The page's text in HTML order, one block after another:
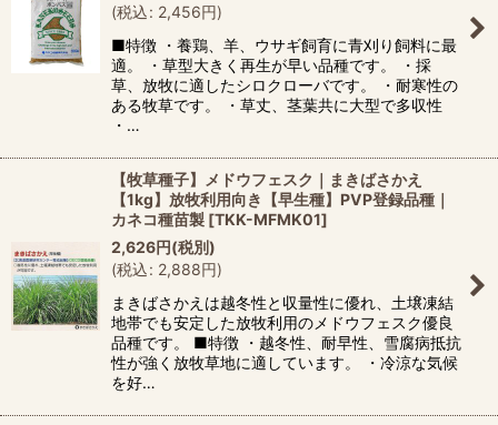
(税込: 2,456円)
■特徴 ・養鶏、羊、ウサギ飼育に青刈り飼料に最
適。 ・草型大きく再生が早い品種です。 ・採
草、放牧に適したシロクローバです。 ・耐寒性の
ある牧草です。 ・草丈、茎葉共に大型で多収性
・…
【牧草種子】メドウフェスク｜まきばさかえ
【1kg】放牧利用向き【早生種】PVP登録品種｜
カネコ種苗製 [TKK-MFMK01]
2,626円(税別)
(税込: 2,888円)
まきばさかえは越冬性と収量性に優れ、土壌凍結
地帯でも安定した放牧利用のメドウフェスク優良
品種です。 ■特徴 ・越冬性、耐早性、雪腐病抵抗
性が強く放牧草地に適しています。 ・冷涼な気候
を好…